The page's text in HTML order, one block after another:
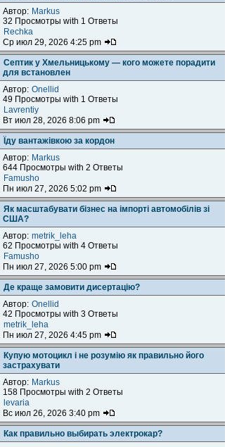
Автор: Markus
32 Просмотры with 1 Ответы
Rechka
Ср июл 29, 2026 4:25 pm
Септик у Хмельницькому — кого можете порадити
для встановлен
Автор: Onellid
49 Просмотры with 1 Ответы
Lavrentiy
Вт июл 28, 2026 8:06 pm
Їду вантажівкою за кордон
Автор: Markus
644 Просмотры with 2 Ответы
Famusho
Пн июл 27, 2026 5:02 pm
Як масштабувати бізнес на імпорті автомобілів зі
США?
Автор: metrik_leha
62 Просмотры with 4 Ответы
Famusho
Пн июл 27, 2026 5:00 pm
Де краще замовити дисертацію?
Автор: Onellid
42 Просмотры with 3 Ответы
metrik_leha
Пн июл 27, 2026 4:45 pm
Купую мотоцикл і не розумію як правильно його
застрахувати
Автор: Markus
158 Просмотры with 2 Ответы
levaria
Вс июл 26, 2026 3:40 pm
Как правильно выбирать электрокар?